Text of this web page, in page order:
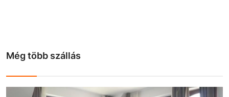
Még több szállás